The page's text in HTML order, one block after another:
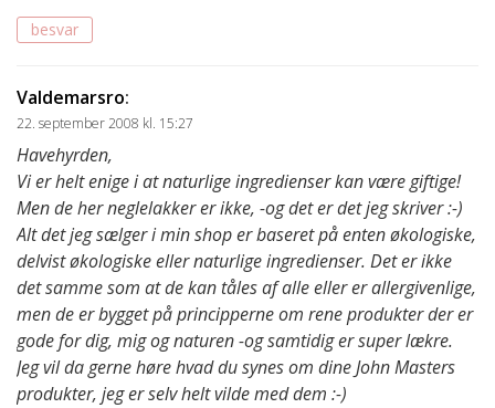
besvar
Valdemarsro:
22. september 2008 kl. 15:27
Havehyrden,
Vi er helt enige i at naturlige ingredienser kan være giftige!
Men de her neglelakker er ikke, -og det er det jeg skriver :-)
Alt det jeg sælger i min shop er baseret på enten økologiske,
delvist økologiske eller naturlige ingredienser. Det er ikke
det samme som at de kan tåles af alle eller er allergivenlige,
men de er bygget på principperne om rene produkter der er
gode for dig, mig og naturen -og samtidig er super lækre.
Jeg vil da gerne høre hvad du synes om dine John Masters
produkter, jeg er selv helt vilde med dem :-)